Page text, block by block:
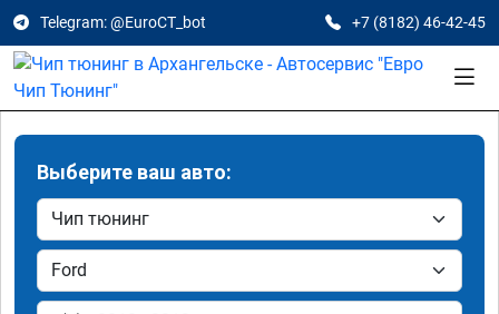
Telegram: @EuroCT_bot +7 (8182) 46-42-45
Выберите ваш авто: